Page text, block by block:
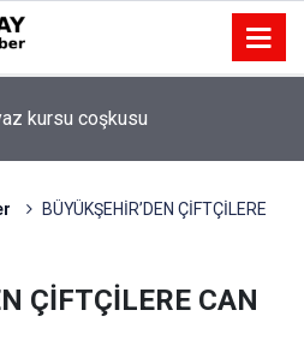
kursu coşkusu
BÜYÜKŞEHİR’DEN ÇİFTÇİLERE
ÇİFTÇİLERE CAN